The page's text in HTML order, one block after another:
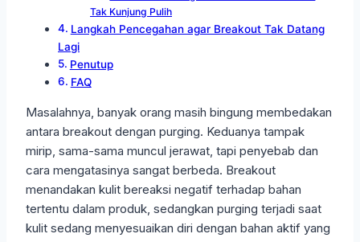
Tak Kunjung Pulih
Langkah Pencegahan agar Breakout Tak Datang
Lagi
Penutup
FAQ
Masalahnya, banyak orang masih bingung membedakan
antara breakout dengan purging. Keduanya tampak
mirip, sama-sama muncul jerawat, tapi penyebab dan
cara mengatasinya sangat berbeda. Breakout
menandakan kulit bereaksi negatif terhadap bahan
tertentu dalam produk, sedangkan purging terjadi saat
kulit sedang menyesuaikan diri dengan bahan aktif yang